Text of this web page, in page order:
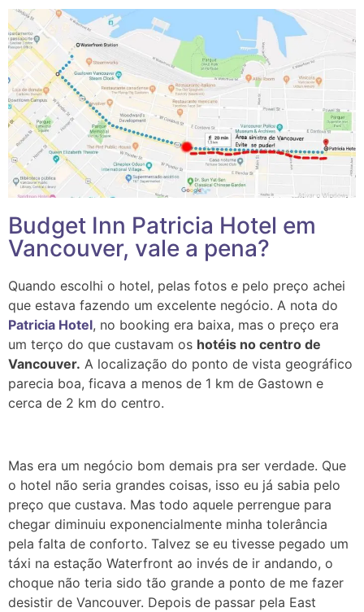
Budget Inn Patricia Hotel em
Vancouver, vale a pena?
Quando escolhi o hotel, pelas fotos e pelo preço achei
que estava fazendo um excelente negócio. A nota do
Patricia Hotel, no booking era baixa, mas o preço era
um terço do que custavam os hotéis no centro de
Vancouver. A localização do ponto de vista geográfico
parecia boa, ficava a menos de 1 km de Gastown e
cerca de 2 km do centro.
Mas era um negócio bom demais pra ser verdade. Que
o hotel não seria grandes coisas, isso eu já sabia pelo
preço que custava. Mas todo aquele perrengue para
chegar diminuiu exponencialmente minha tolerância
pela falta de conforto. Talvez se eu tivesse pegado um
táxi na estação Waterfront ao invés de ir andando, o
choque não teria sido tão grande a ponto de me fazer
desistir de Vancouver. Depois de passar pela East